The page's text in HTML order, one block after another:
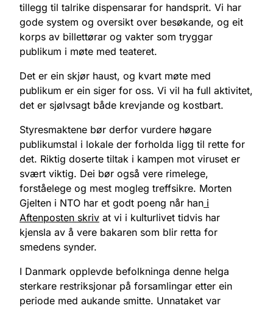
tillegg til talrike dispensarar for handsprit. Vi har
gode system og oversikt over besøkande, og eit
korps av billettørar og vakter som tryggar
publikum i møte med teateret.
Det er ein skjør haust, og kvart møte med
publikum er ein siger for oss. Vi vil ha full aktivitet,
det er sjølvsagt både krevjande og kostbart.
Styresmaktene bør derfor vurdere høgare
publikumstal i lokale der forholda ligg til rette for
det. Riktig doserte tiltak i kampen mot viruset er
svært viktig. Dei bør også vere rimelege,
forståelege og mest mogleg treffsikre. Morten
Gjelten i NTO har et godt poeng når han i
Aftenposten skriv at vi i kulturlivet tidvis har
kjensla av å vere bakaren som blir retta for
smedens synder.
I Danmark opplevde befolkninga denne helga
sterkare restriksjonar på forsamlingar etter ein
periode med aukande smitte. Unnataket var